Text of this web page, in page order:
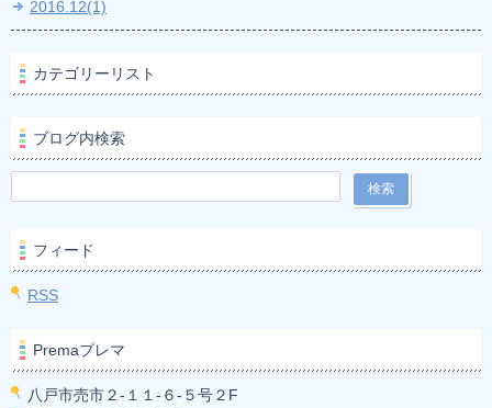
2016.12(1)
カテゴリーリスト
ブログ内検索
フィード
RSS
Premaプレマ
八戸市売市２-１１-６-５号２F